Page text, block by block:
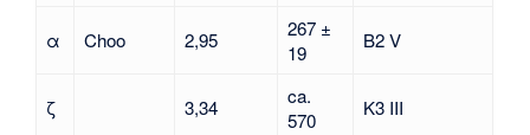
α Choo 2,95
267 ±
19
B2 V
ζ 3,34
ca.
570
K3 III